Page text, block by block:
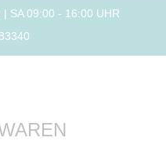
SA 09:00 - 16:00 UHR